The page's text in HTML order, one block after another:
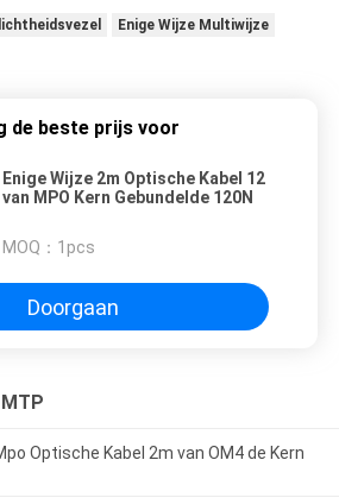
Enige Wijze Multiwijze
de beste prijs voor
Enige Wijze 2m Optische Kabel 12
van MPO Kern Gebundelde 120N
MOQ： 1pcs
Doorgaan
Optische Kabel 2m van OM4 de Kern